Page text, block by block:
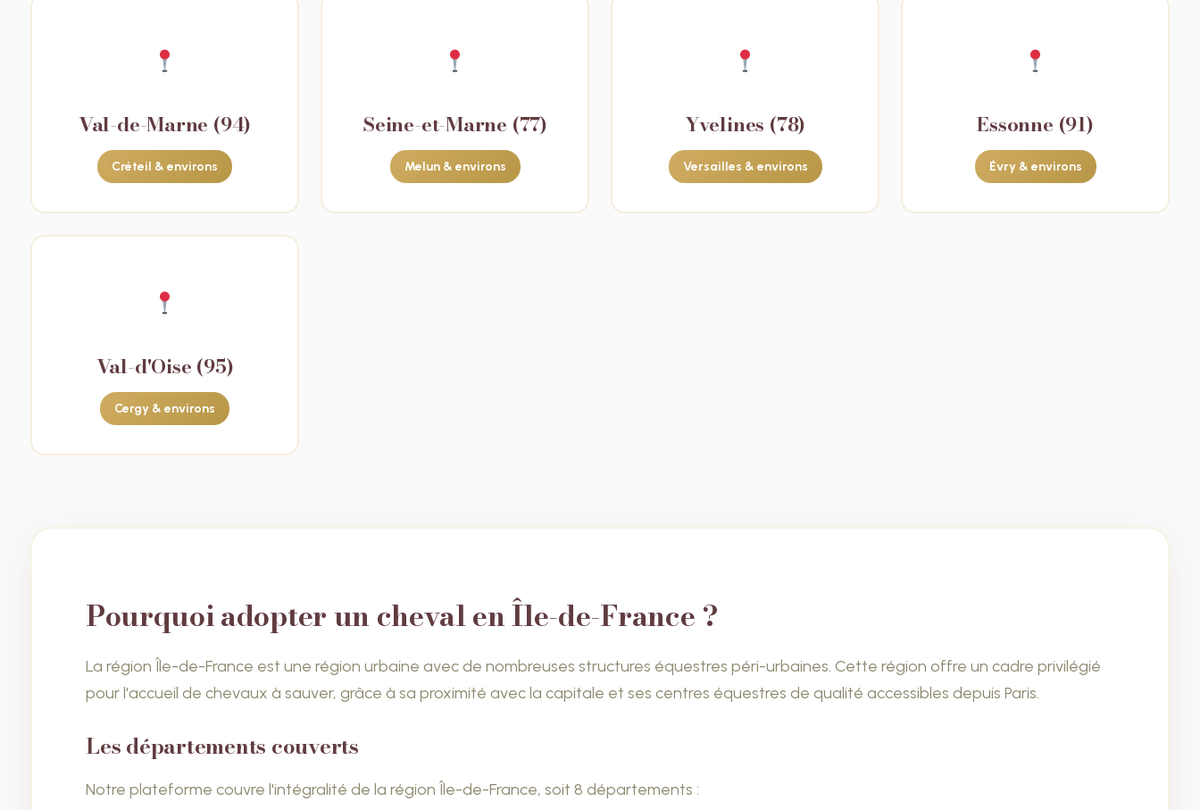
Val-de-Marne (94)
Créteil & environs
Seine-et-Marne (77)
Melun & environs
Yvelines (78)
Versailles & environs
Essonne (91)
Évry & environs
Val-d'Oise (95)
Cergy & environs
Pourquoi adopter un cheval en Île-de-France ?
La région Île-de-France est une région urbaine avec de nombreuses structures équestres péri-urbaines. Cette région offre un cadre privilégié
pour l'accueil de chevaux à sauver, grâce à sa proximité avec la capitale et ses centres équestres de qualité accessibles depuis Paris.
Les départements couverts
Notre plateforme couvre l'intégralité de la région Île-de-France, soit 8 départements :